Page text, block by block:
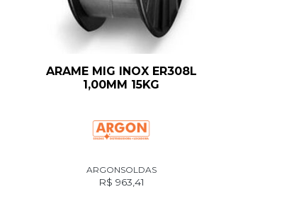
ARAME MIG INOX ER308L
1,00MM 15KG
ARGONSOLDAS
R$ 963,41